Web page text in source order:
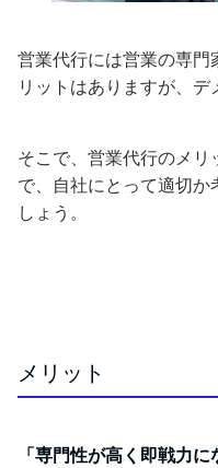
営業代行には営業の専門
リットはありますが、デ
そこで、営業代行のメリ
で、自社にとって適切か
しょう。
メリット
「専門性が高く即戦力に